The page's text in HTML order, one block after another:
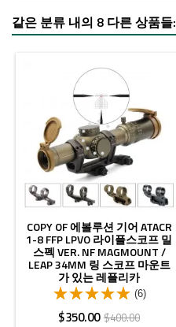
같은 분류 내의 8 다른 상품들:
COPY OF 에볼루션 기어 ATACR
1-8 FFP LPVO 라이플스코프 밀
스펙 VER. NF MAGMOUNT /
LEAP 34MM 링 스코프 마운트
가 있는 레플리카
(6)
가
$350.00 정
$400.00